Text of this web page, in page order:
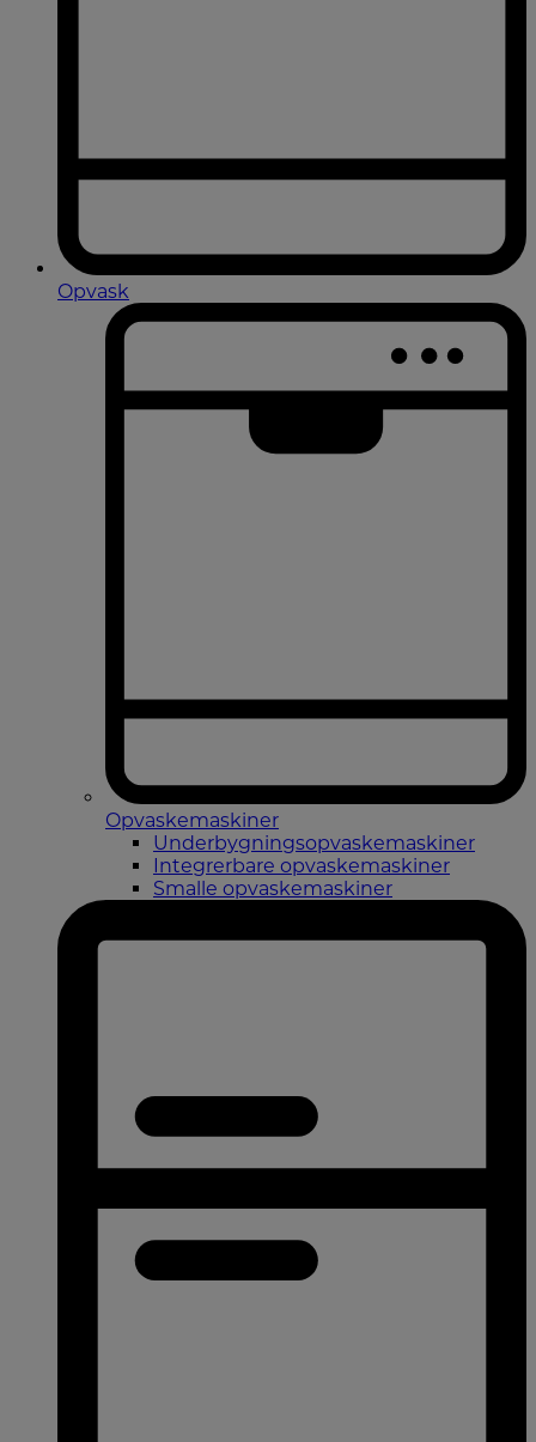
Opvask
Opvaskemaskiner
Underbygningsopvaskemaskiner
Integrerbare opvaskemaskiner
Smalle opvaskemaskiner